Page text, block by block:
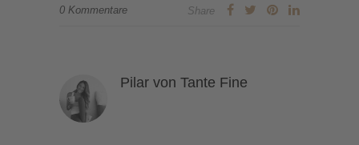
0 Kommentare Share
Pilar von Tante Fine